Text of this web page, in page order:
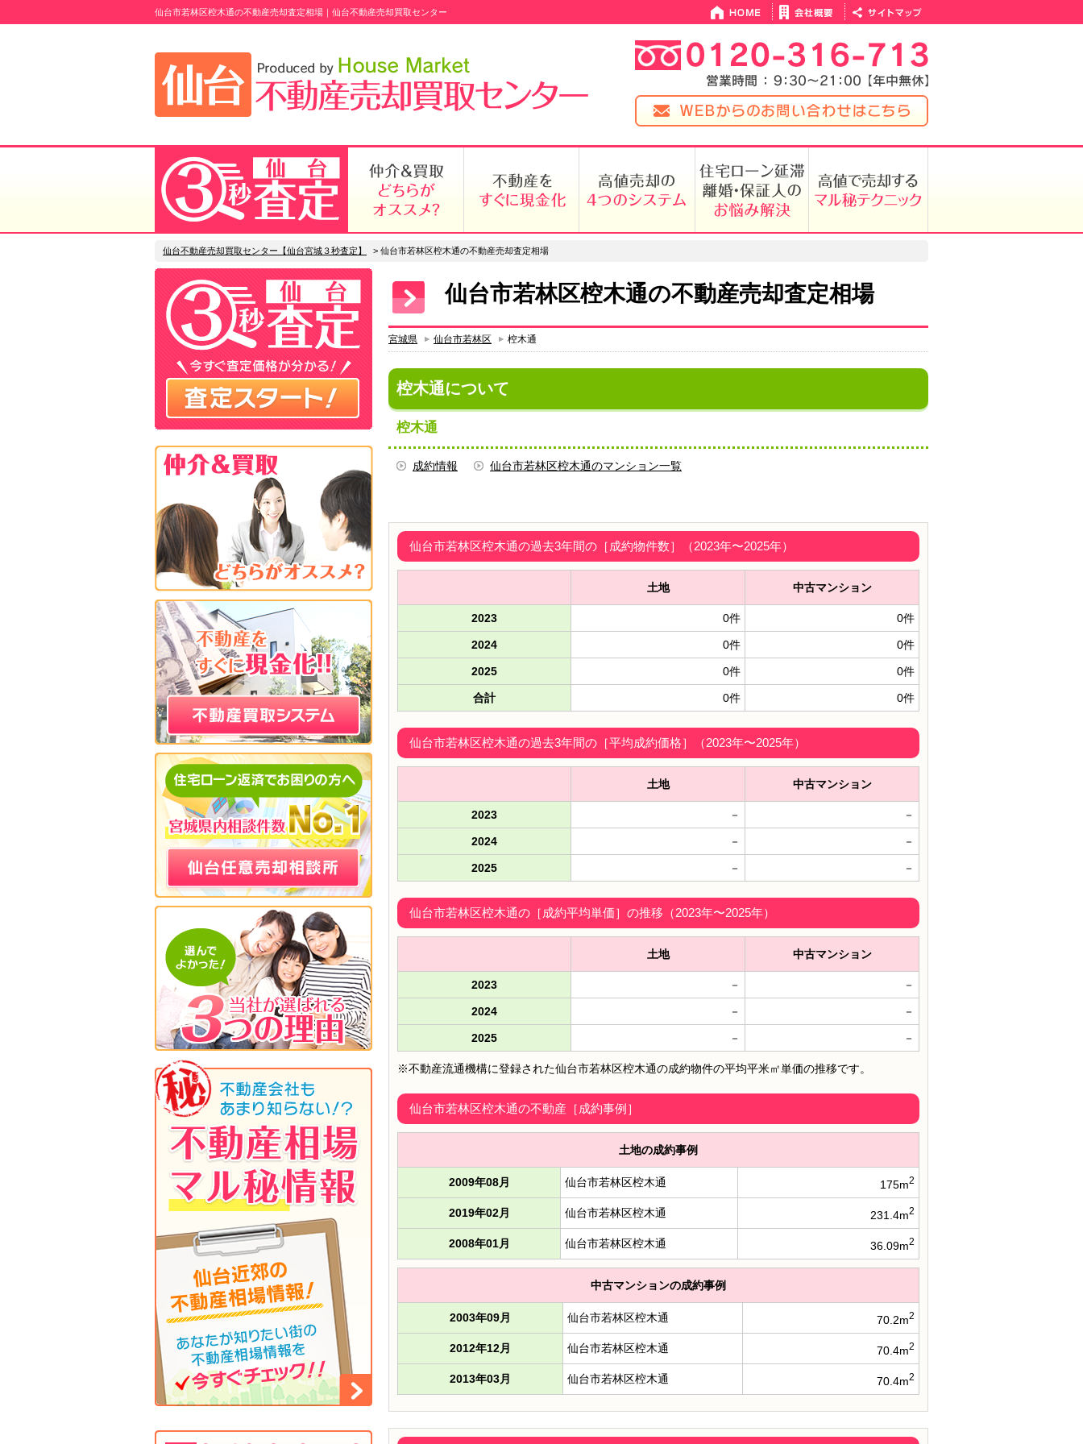
仙台市若林区椌木通の不動産売却査定相場｜仙台不動産売却買取センター
仙台不動産売却買取センター【仙台宮城３秒査定】 > 仙台市若林区椌木通の不動産売却査定相場
仙台市若林区椌木通の不動産売却査定相場
宮城県 仙台市若林区 椌木通
椌木通について
椌木通
成約情報 仙台市若林区椌木通のマンション一覧
仙台市若林区椌木通の過去3年間の［成約物件数］（2023年〜2025年）
土地 中古マンション
2023 0件 0件
2024 0件 0件
2025 0件 0件
合計 0件 0件
仙台市若林区椌木通の過去3年間の［平均成約価格］（2023年〜2025年）
土地 中古マンション
2023 － －
2024 － －
2025 － －
仙台市若林区椌木通の［成約平均単価］の推移（2023年〜2025年）
土地 中古マンション
2023 － －
2024 － －
2025 － －
※不動産流通機構に登録された仙台市若林区椌木通の成約物件の平均平米㎡単価の推移です。
仙台市若林区椌木通の不動産［成約事例］
土地の成約事例
2009年08月 仙台市若林区椌木通 175m2
2019年02月 仙台市若林区椌木通 231.4m2
2008年01月 仙台市若林区椌木通 36.09m2
中古マンションの成約事例
2003年09月 仙台市若林区椌木通 70.2m2
2012年12月 仙台市若林区椌木通 70.4m2
2013年03月 仙台市若林区椌木通 70.4m2